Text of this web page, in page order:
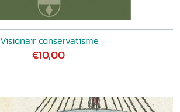
Visionair conservatisme
€10,00